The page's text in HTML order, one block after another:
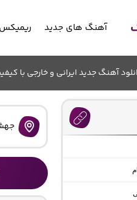
آهنگ های جدید
آهنگ جدید ایرانی و خارجی با